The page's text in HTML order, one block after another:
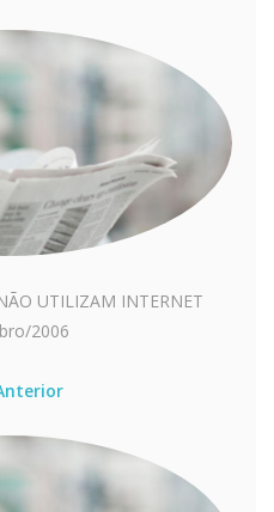
UTILIZAM INTERNET
2006